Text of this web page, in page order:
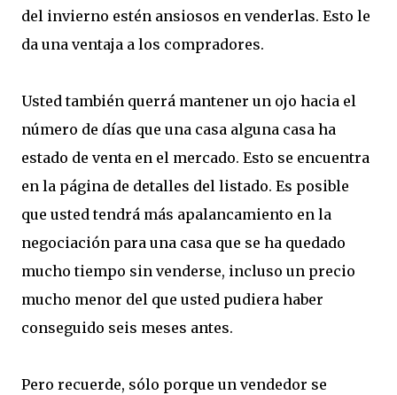
del invierno estén ansiosos en venderlas. Esto le
da una ventaja a los compradores.
Usted también querrá mantener un ojo hacia el
número de días que una casa alguna casa ha
estado de venta en el mercado. Esto se encuentra
en la página de detalles del listado. Es posible
que usted tendrá más apalancamiento en la
negociación para una casa que se ha quedado
mucho tiempo sin venderse, incluso un precio
mucho menor del que usted pudiera haber
conseguido seis meses antes.
Pero recuerde, sólo porque un vendedor se